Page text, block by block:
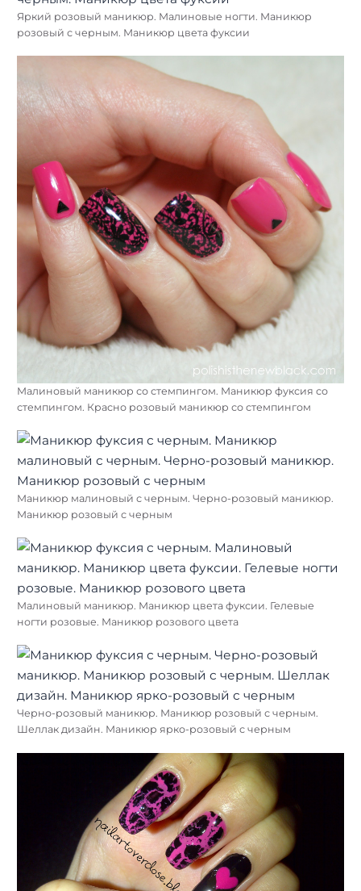
Яркий розовый маникюр. Малиновые ногти. Маникюр
розовый с черным. Маникюр цвета фуксии
Малиновый маникюр со стемпингом. Маникюр фуксия со
стемпингом. Красно розовый маникюр со стемпингом
Маникюр малиновый с черным. Черно-розовый маникюр.
Маникюр розовый с черным
Малиновый маникюр. Маникюр цвета фуксии. Гелевые
ногти розовые. Маникюр розового цвета
Черно-розовый маникюр. Маникюр розовый с черным.
Шеллак дизайн. Маникюр ярко-розовый с черным